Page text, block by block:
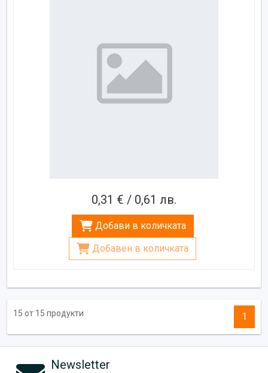
0,31 € / 0,61 лв.
Добави в количката
Добавен в количката
15 от 15 продукти 1
Newsletter